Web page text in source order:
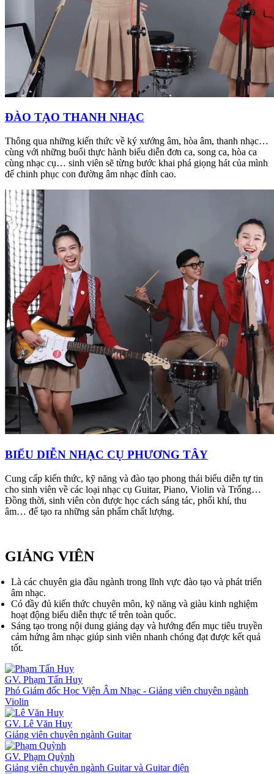
ĐÀO TẠO THANH NHẠC
Thông qua những kiến thức về ký xướng âm, hòa âm, thanh nhạc…
cùng với những buổi thực hành biểu diễn đơn ca, song ca, hòa ca
cùng nhạc cụ… sinh viên sẽ từng bước khai phá giọng hát của mình
để chinh phục con đường âm nhạc đỉnh cao.
BIỂU DIỄN NHẠC CỤ PHƯƠNG TÂY
Cung cấp kiến thức, kỹ năng và đào tạo phong thái biểu diễn tự tin
cho sinh viên về các loại nhạc cụ Guitar, Piano, Violin và Trống…
Đồng thời, sinh viên còn được học cách sáng tác, phối khí, thu
âm… để tạo ra những sản phẩm chất lượng.
GIẢNG VIÊN
Là các chuyên gia đầu ngành trong lĩnh vực đào tạo và phát triển
âm nhạc.
Có đầy đủ kiến thức chuyên môn, kỹ năng và giàu kinh nghiệm
hoạt động biểu diễn thực tế trên toàn quốc.
Sáng tạo trong nội dung giảng dạy và hướng đến mục tiêu truyền
cảm hứng âm nhạc giúp sinh viên nhanh chóng đạt được kết quả
tốt.
GV. Phạm Tấn Huy
Phó Giám đốc Học Viện Âm Nhạc - Giảng viên chuyên ngành
Violin
GV. Lê Văn Huy
Giảng viên chuyên ngành Guitar
GV. Phạm Quỳnh
Giảng viên chuyên ngành Guitar và Guitar điện